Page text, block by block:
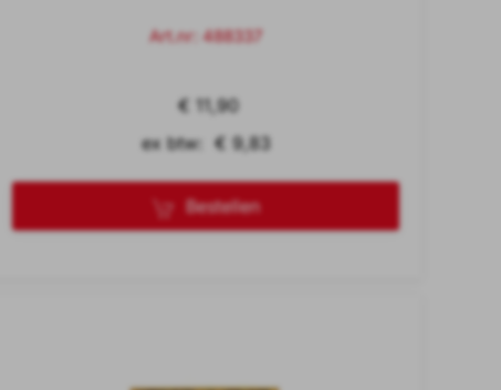
Art.nr: 488337
€ 11,90
ex btw: € 9,83
Bestellen